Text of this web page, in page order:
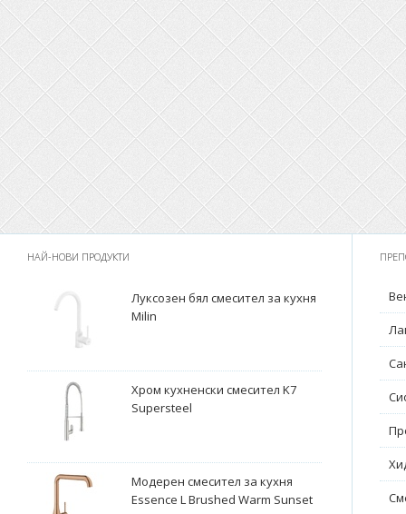
НАЙ-НОВИ ПРОДУКТИ
Луксозен бял смесител за кухня
Milin
Хром кухненски смесител K7
Supersteel
Модерен смесител за кухня
Essence L Brushed Warm Sunset